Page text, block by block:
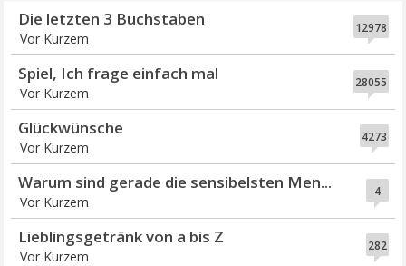
12978
Die letzten 3 Buchstaben
Vor Kurzem
28055
Spiel, Ich frage einfach mal
Vor Kurzem
4273
Glückwünsche
Vor Kurzem
4
Warum sind gerade die sensibelsten Men...
Vor Kurzem
282
Lieblingsgetränk von a bis Z
Vor Kurzem